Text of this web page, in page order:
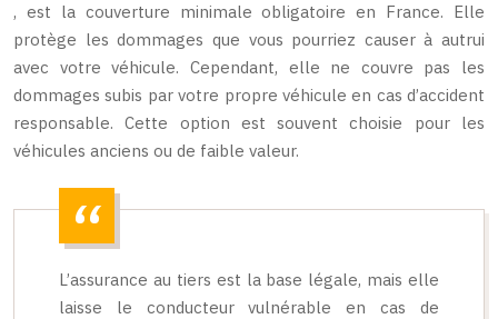
, est la couverture minimale obligatoire en France. Elle
protège les dommages que vous pourriez causer à autrui
avec votre véhicule. Cependant, elle ne couvre pas les
dommages subis par votre propre véhicule en cas d’accident
responsable. Cette option est souvent choisie pour les
véhicules anciens ou de faible valeur.
L’assurance au tiers est la base légale, mais elle
laisse le conducteur vulnérable en cas de